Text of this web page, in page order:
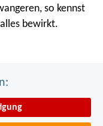
so kennst
bewirkt.